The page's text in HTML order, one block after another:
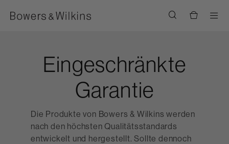
Eingeschränkte
Garantie
Die Produkte von Bowers & Wilkins werden
nach den höchsten Qualitätsstandards
entwickelt und hergestellt. Sollte dennoch